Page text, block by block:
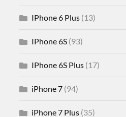
IPhone 6 Plus (13)
IPhone 6S (93)
IPhone 6S Plus (17)
iPhone 7 (94)
iPhone 7 Plus (35)